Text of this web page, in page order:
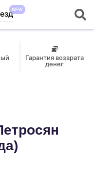
NEW
Гарантия возврата
денег